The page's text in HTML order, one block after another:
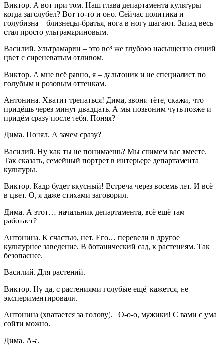
Виктор. А вот при том. Наш глава департамента культуры
когда заголубел? Вот то-то и оно. Сейчас политика и
голубизна – близнецы-братья, нога в ногу шагают. Запад весь
стал просто ультрамариновым.
Василий. Ультрамарин – это всё же глубоко насыщенно синий
цвет с сиреневатым отливом.
Виктор. А мне всё равно, я – дальтоник и не специалист по
голубым и розовым оттенкам.
Антонина. Хватит трепаться! Дима, звони тёте, скажи, что
придёшь через минут двадцать. А мы позвоним чуть позже и
придём сразу после тебя. Понял?
Дима. Понял. А зачем сразу?
Василий. Ну как ты не понимаешь? Мы снимем вас вместе.
Так сказать, семейный портрет в интерьере департамента
культуры.
Виктор. Кадр будет вкусный! Встреча через восемь лет. И всё
в цвет. О, я даже стихами заговорил.
Дима. А этот… начальник департамента, всё ещё там
работает?
Антонина. К счастью, нет. Его… перевели в другое
культурное заведение. В ботанический сад, к растениям. Так
безопаснее.
Василий. Для растений.
Виктор. Ну да, с растениями голубые ещё, кажется, не
экспериментировали.
Антонина (хватается за голову). О-о-о, мужики! С вами с ума
сойти можно.
Дима. А-а.